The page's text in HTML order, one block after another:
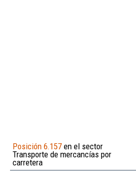
Posición 6.157 en el sector
Transporte de mercancías por
carretera